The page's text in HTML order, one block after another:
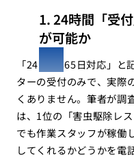
1. 24時間「受
が可能か
「24時間365日対応」と
ターの受付のみで、実際
くありません。筆者が調
は、1位の「害虫駆除レ
でも作業スタッフが稼働
してくれるかどうかを電